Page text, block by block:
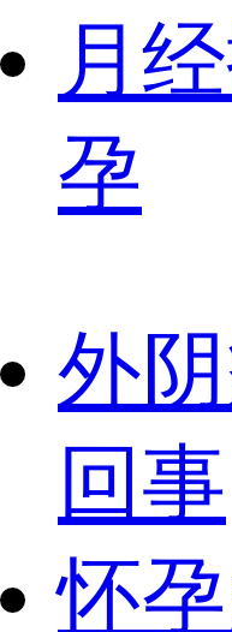
月
孕
外
回事
怀